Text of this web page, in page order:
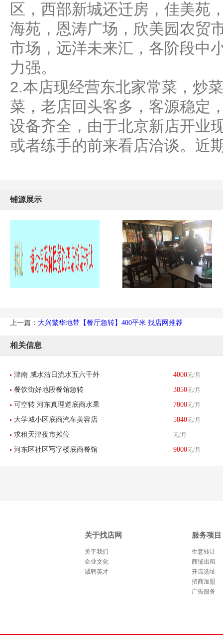
区，西部新城还迁房，佳美苑
海苑，恩涛广场，欣美园农贸
市场，远洋未来汇，各阶段中
力强。
2.本店现经营东北家常菜，炒
菜，老店回头客多，客源稳定
设备齐全，由于北京新店开业
或者练手的前来看店洽谈。近
铺源展示
上一篇： 大兴繁华地带【餐厅急转】400平米 找店网推荐
相关信息
津南 咸水沽日流水五六千外
卖餐馆带生意转让 酒楼餐饮
4000元/月
餐饮街好地段餐馆急转 3850元/月
可空转 河东真理道底商水果
店刨冰店转让
7000元/月
大学城小区底商汽车美容店
转让
5840元/月
求租天津夜市摊位 元/月
河东区社区写字楼底商餐馆 9000元/月
关于找店网
关于我们
企业文化
诚聘英才
服务项目
生意转让
商铺出租
开店选址
招商加盟
广告服务